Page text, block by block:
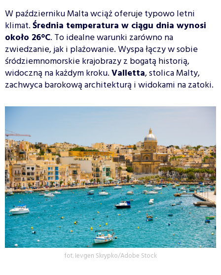
W październiku Malta wciąż oferuje typowo letni
klimat.Średnia temperatura w ciągu dnia wynosi
około 26°C. To idealne warunki zarówno na
zwiedzanie, jak i plażowanie. Wyspa łączy w sobie
śródziemnomorskie krajobrazy z bogatą historią,
widoczną na każdym kroku.Valletta, stolica Malty,
zachwyca barokową architekturą i widokami na zatoki.
fot. Ievgen Skrypko/Adobe Stock